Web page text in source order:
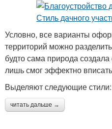
Условно, все варианты
территорий можно
будто сама природа создала
лишь смог эффектно
Выделяют следующие стили:
читать дальше →